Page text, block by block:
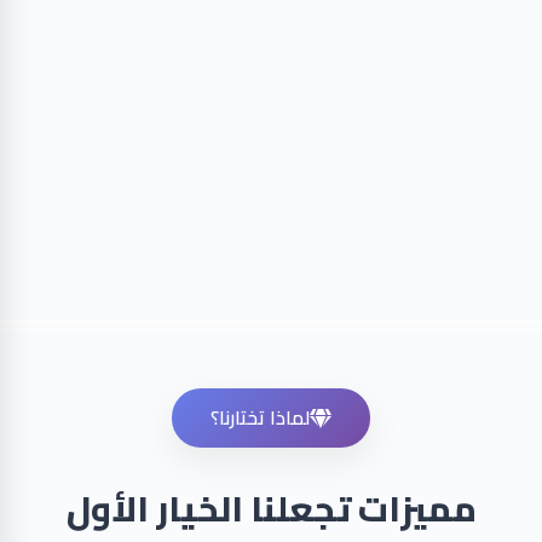
لماذا تختارنا؟
مميزات تجعلنا الخيار الأول